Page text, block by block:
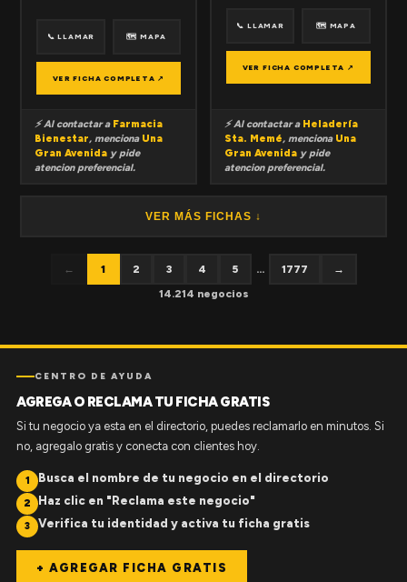
📞 LLAMAR 🗺 MAPA
VER FICHA COMPLETA ↗
⚡ Al contactar a Farmacia
Bienestar, menciona Una
Gran Avenida y pide
atencion preferencial.
📞 LLAMAR 🗺 MAPA
VER FICHA COMPLETA ↗
⚡ Al contactar a Heladería
Sta. Memé, menciona Una
Gran Avenida y pide
atencion preferencial.
VER MÁS FICHAS ↓
← 1 2 3 4 5 ... 1777
→
14.214 negocios
CENTRO DE AYUDA
AGREGA O RECLAMA TU FICHA GRATIS
Si tu negocio ya esta en el directorio, puedes reclamarlo en minutos. Si
no, agregalo gratis y conecta con clientes hoy.
1 Busca el nombre de tu negocio en el directorio
2 Haz clic en "Reclama este negocio"
3 Verifica tu identidad y activa tu ficha gratis
+ AGREGAR FICHA GRATIS